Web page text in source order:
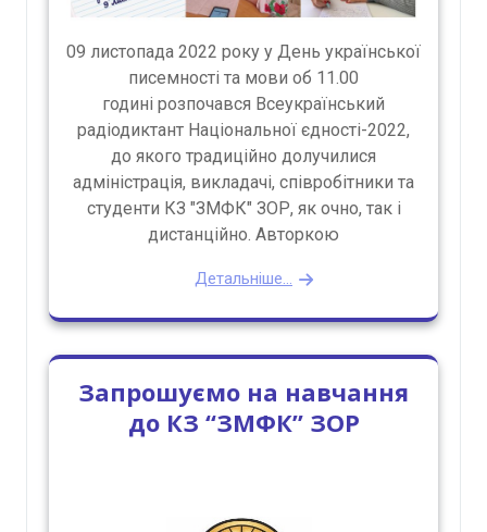
09 листопада 2022 року у День української
писемності та мови об 11.00
годині розпочався Всеукраїнський
радіодиктант Національної єдності-2022,
до якого традиційно долучилися
адміністрація, викладачі, співробітники та
студенти КЗ "ЗМФК" ЗОР, як очно, так і
дистанційно. Авторкою
Детальніше...
Запрошуємо на навчання
до КЗ “ЗМФК” ЗОР